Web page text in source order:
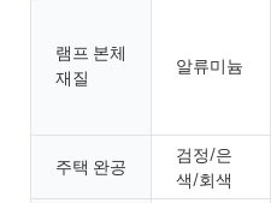
램프 본체
재질
알류미늄
주택 완공
검정/은
색/회색